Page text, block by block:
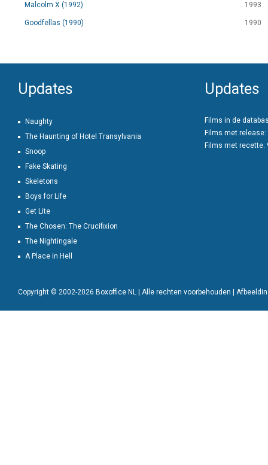
Malcolm X (1992) 1993
Goodfellas (1990) 1990
Updates
Naughty
The Haunting of Hotel Transylvania
Snoop
Fake Skating
Skeletons
Boys for Life
Get Lite
The Chosen: The Crucifixion
The Nightingale
A Place in Hell
Updates
Films in de
Films met release:
Films met recette:
Copyright © 2002-2026 Boxoffice NL | Alle rechten voorbehouden |